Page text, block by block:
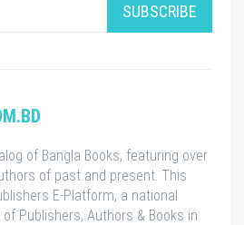
SUBSCRIBE
of Bangla Books, featuring over
of past and present. This
E-Platform, a national
Publishers, Authors & Books in